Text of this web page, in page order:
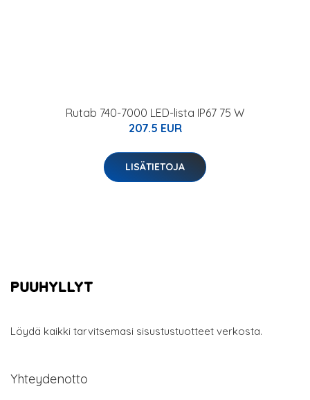
Rutab 740-7000 LED-lista IP67 75 W
207.5 EUR
LISÄTIETOJA
Löydä kaikki tarvitsemasi sisustustuotteet verkosta.
Yhteydenotto